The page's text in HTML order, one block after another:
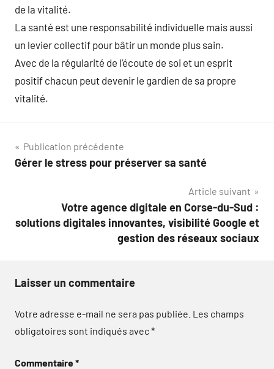
de la vitalité.
La santé est une responsabilité individuelle mais aussi
un levier collectif pour bâtir un monde plus sain.
Avec de la régularité de l’écoute de soi et un esprit
positif chacun peut devenir le gardien de sa propre
vitalité.
Navigation
de
Publication précédente
Gérer le stress pour préserver sa santé
Article suivant
Votre agence digitale en Corse-du-Sud :
solutions digitales innovantes, visibilité Google et
gestion des réseaux sociaux
Laisser un commentaire
Votre adresse e-mail ne sera pas publiée. Les champs
obligatoires sont indiqués avec*
Commentaire*